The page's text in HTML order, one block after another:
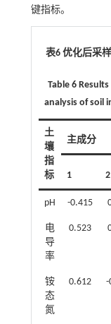
键指标。
表6 优化后采
Table 6
analysis of soil
土
壤
指
标
主成分
1 2
pH -0.415
电
导
率
0.523
铵
态
氮
0.612 -